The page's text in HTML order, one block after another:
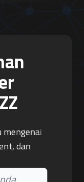
mengenai
dan